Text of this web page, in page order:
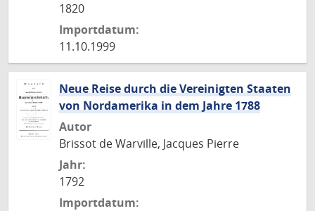
1820
Importdatum:
11.10.1999
Neue Reise durch die Vereinigten Staaten
von Nordamerika in dem Jahre 1788
Autor
Brissot de Warville, Jacques Pierre
Jahr:
1792
Importdatum: